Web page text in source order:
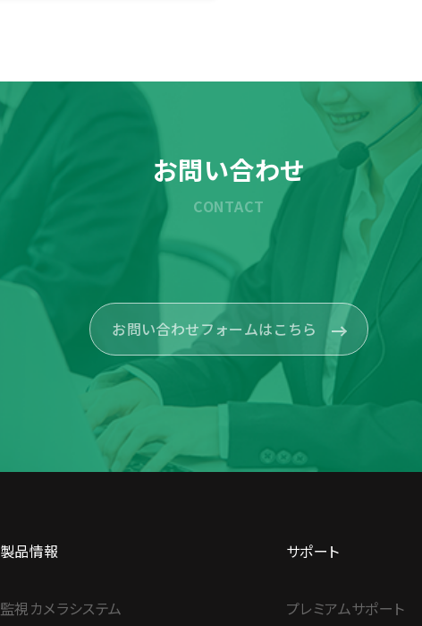
お問い合わせ
CONTACT
お問い合わせフォームはこちら
製品情報
監視カメラシステム
サポート
プレミアムサポート